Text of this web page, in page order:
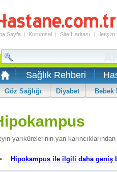
Sayfa | Kurumsal | Site Haritası | İletişim
Sağlık Rehberi
Göz Sağlığı Diyabet Bebek
yarıkürelerinin yan
Hipokampus ile ilgili daha geniş